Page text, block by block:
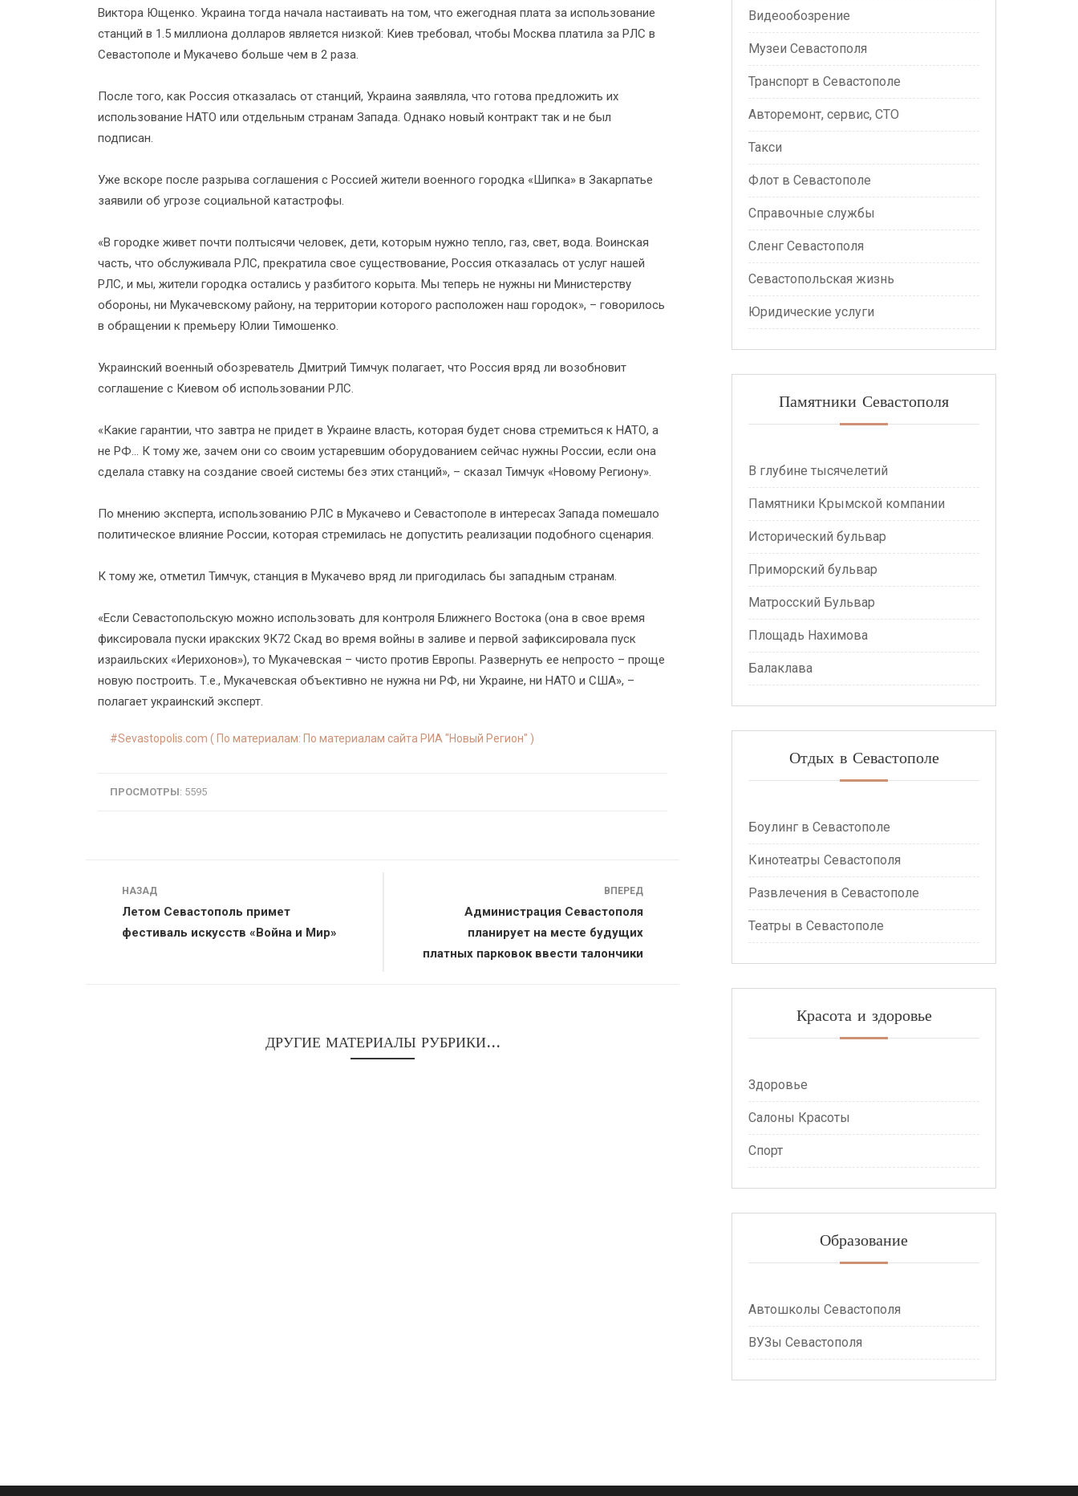
Виктора Ющенко. Украина тогда начала настаивать на том, что ежегодная плата за использование
станций в 1.5 миллиона долларов является низкой: Киев требовал, чтобы Москва платила за РЛС в
Севастополе и Мукачево больше чем в 2 раза.
После того, как Россия отказалась от станций, Украина заявляла, что готова предложить их
использование НАТО или отдельным странам Запада. Однако новый контракт так и не был
подписан.
Уже вскоре после разрыва соглашения с Россией жители военного городка «Шипка» в Закарпатье
заявили об угрозе социальной катастрофы.
«В городке живет почти полтысячи человек, дети, которым нужно тепло, газ, свет, вода. Воинская
часть, что обслуживала РЛС, прекратила свое существование, Россия отказалась от услуг нашей
РЛС, и мы, жители городка остались у разбитого корыта. Мы теперь не нужны ни Министерству
обороны, ни Мукачевскому району, на территории которого расположен наш городок», – говорилось
в обращении к премьеру Юлии Тимошенко.
Украинский военный обозреватель Дмитрий Тимчук полагает, что Россия вряд ли возобновит
соглашение с Киевом об использовании РЛС.
«Какие гарантии, что завтра не придет в Украине власть, которая будет снова стремиться к НАТО, а
не РФ... К тому же, зачем они со своим устаревшим оборудованием сейчас нужны России, если она
сделала ставку на создание своей системы без этих станций», – сказал Тимчук «Новому Региону».
По мнению эксперта, использованию РЛС в Мукачево и Севастополе в интересах Запада помешало
политическое влияние России, которая стремилась не допустить реализации подобного сценария.
К тому же, отметил Тимчук, станция в Мукачево вряд ли пригодилась бы западным странам.
«Если Севастопольскую можно использовать для контроля Ближнего Востока (она в свое время
фиксировала пуски иракских 9К72 Скад во время войны в заливе и первой зафиксировала пуск
израильских «Иерихонов»), то Мукачевская – чисто против Европы. Развернуть ее непросто – проще
новую построить. Т.е., Мукачевская объективно не нужна ни РФ, ни Украине, ни НАТО и США», –
полагает украинский эксперт.
Sevastopolis.com ( По материалам: По материалам сайта РИА "Новый Регион" )
ПРОСМОТРЫ: 5595
Навигация
НАЗАД
Летом Севастополь примет
фестиваль искусств «Война и Мир»
ВПЕРЕД
Администрация Севастополя
планирует на месте будущих
платных парковок ввести талончики
ДРУГИЕ МАТЕРИАЛЫ РУБРИКИ...
Видеообозрение
Музеи Севастополя
Транспорт в Севастополе
Авторемонт, сервис, СТО
Такси
Флот в Севастополе
Справочные службы
Сленг Севастополя
Севастопольская жизнь
Юридические услуги
Памятники Севастополя
В глубине тысячелетий
Памятники Крымской компании
Исторический бульвар
Приморский бульвар
Матросский Бульвар
Площадь Нахимова
Балаклава
Отдых в Севастополе
Боулинг в Севастополе
Кинотеатры Севастополя
Развлечения в Севастополе
Театры в Севастополе
Красота и здоровье
Здоровье
Салоны Красоты
Спорт
Образование
Автошколы Севастополя
ВУЗы Севастополя